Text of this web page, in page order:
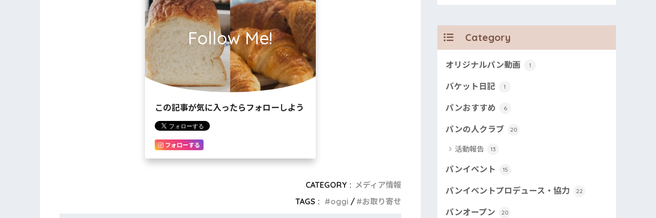
Follow Me!
この記事が気に入ったらフォローしよう
フォローする
CATEGORY : メディア情報
TAGS :
oggi お取り寄せ
Category
オリジナルパン動画 1
バケット日記 1
パンおすすめ 6
パンの人クラブ 20
活動報告 13
パンイベント 15
パンイベントプロデュース・協力 22
パンオープン 20